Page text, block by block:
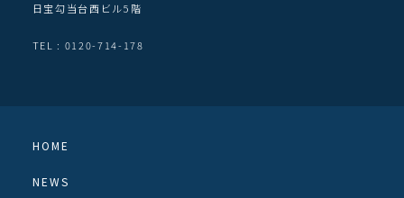
日宝勾当台西ビル5階
TEL : 0120-714-178
HOME
NEWS